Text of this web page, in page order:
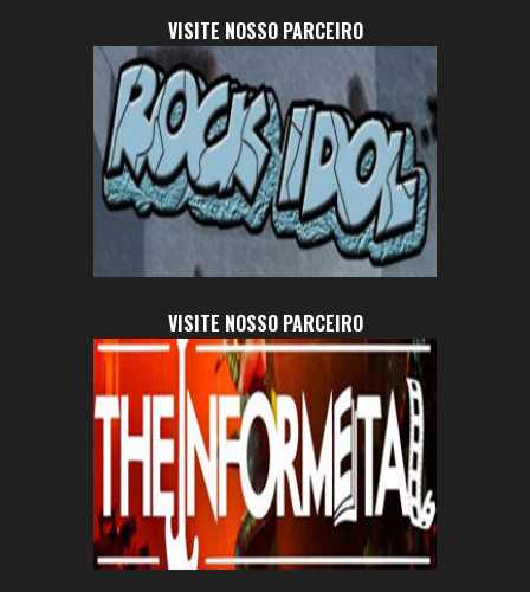
VISITE NOSSO PARCEIRO
VISITE NOSSO PARCEIRO